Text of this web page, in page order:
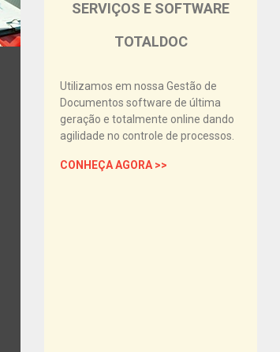
SERVIÇOS E SOFTWARE
TOTALDOC
Utilizamos em nossa Gestão de
Documentos software de última
geração e totalmente online dando
agilidade no controle de processos.
CONHEÇA AGORA >>